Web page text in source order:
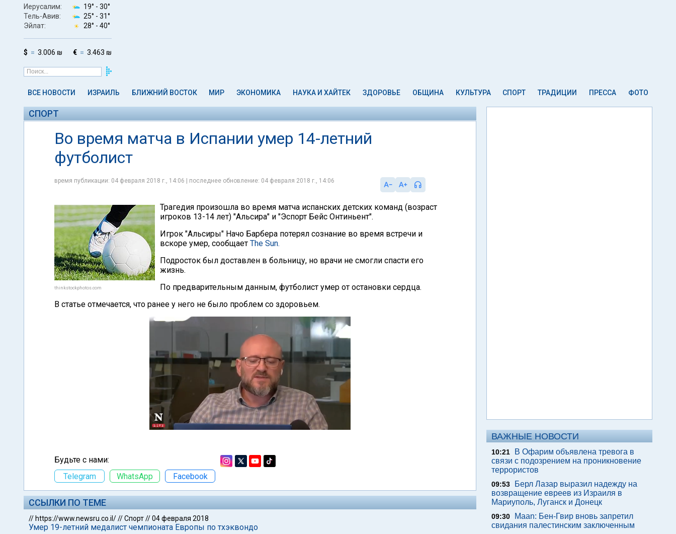
Иерусалим: 19° - 30°
Тель-Авив:
25° - 31°
Эйлат:
28° - 40°
$ 3.006 ₪ € 3.463 ₪
ВСЕ НОВОСТИ ИЗРАИЛЬ БЛИЖНИЙ ВОСТОК МИР ЭКОНОМИКА НАУКА И ХАЙТЕК ЗДОРОВЬЕ ОБЩИНА КУЛЬТУРА СПОРТ ТРАДИЦИИ ПРЕССА ФОТО
СПОРТ
Во время матча в Испании умер 14-летний
футболист
время публикации: 04 февраля 2018 г., 14:06 | последнее обновление: 04 февраля 2018 г., 14:06
thinkstockphotos.com
Трагедия произошла во время матча испанских детских команд (возраст
игроков 13-14 лет) "Альсира" и "Эспорт Бейс Онтиньент".
Игрок "Альсиры" Начо Барбера потерял сознание во время встречи и
вскоре умер, сообщает The Sun.
Подросток был доставлен в больницу, но врачи не смогли спасти его
жизнь.
По предварительным данным, футболист умер от остановки сердца.
В статье отмечается, что ранее у него не было проблем со здоровьем.
Будьте с нами:
Telegram
WhatsApp Facebook
ССЫЛКИ ПО ТЕМЕ
// https://www.newsru.co.il///Спорт//04 февраля 2018
Умер 19-летний медалист чемпионата Европы по тхэквондо
ВАЖНЫЕ НОВОСТИ
10:21
В Офарим объявлена тревога в
связи с подозрением на проникновение
террористов
09:53
Берл Лазар выразил надежду на
возвращение евреев из Израиля в
Мариуполь, Луганск и Донецк
09:30
Maan: Бен-Гвир вновь запретил
свидания палестинским заключенным